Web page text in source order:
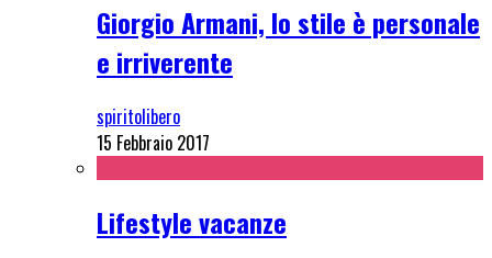
Giorgio Armani, lo stile è personale
e irriverente
spiritolibero
15 Febbraio 2017
Lifestyle vacanze